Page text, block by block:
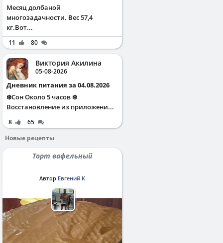
Месяц долбаной
многозадачности. Вес 57,4
кг.Вот...
11 80
Виктория Акилина
05-08-2026
Дневник питания за 04.08.2026
❄️Сон Около 5 часов ❄️
Восстановление из приложени...
8
65
Новые рецепты
Торт вафельный
Автор Евгений К